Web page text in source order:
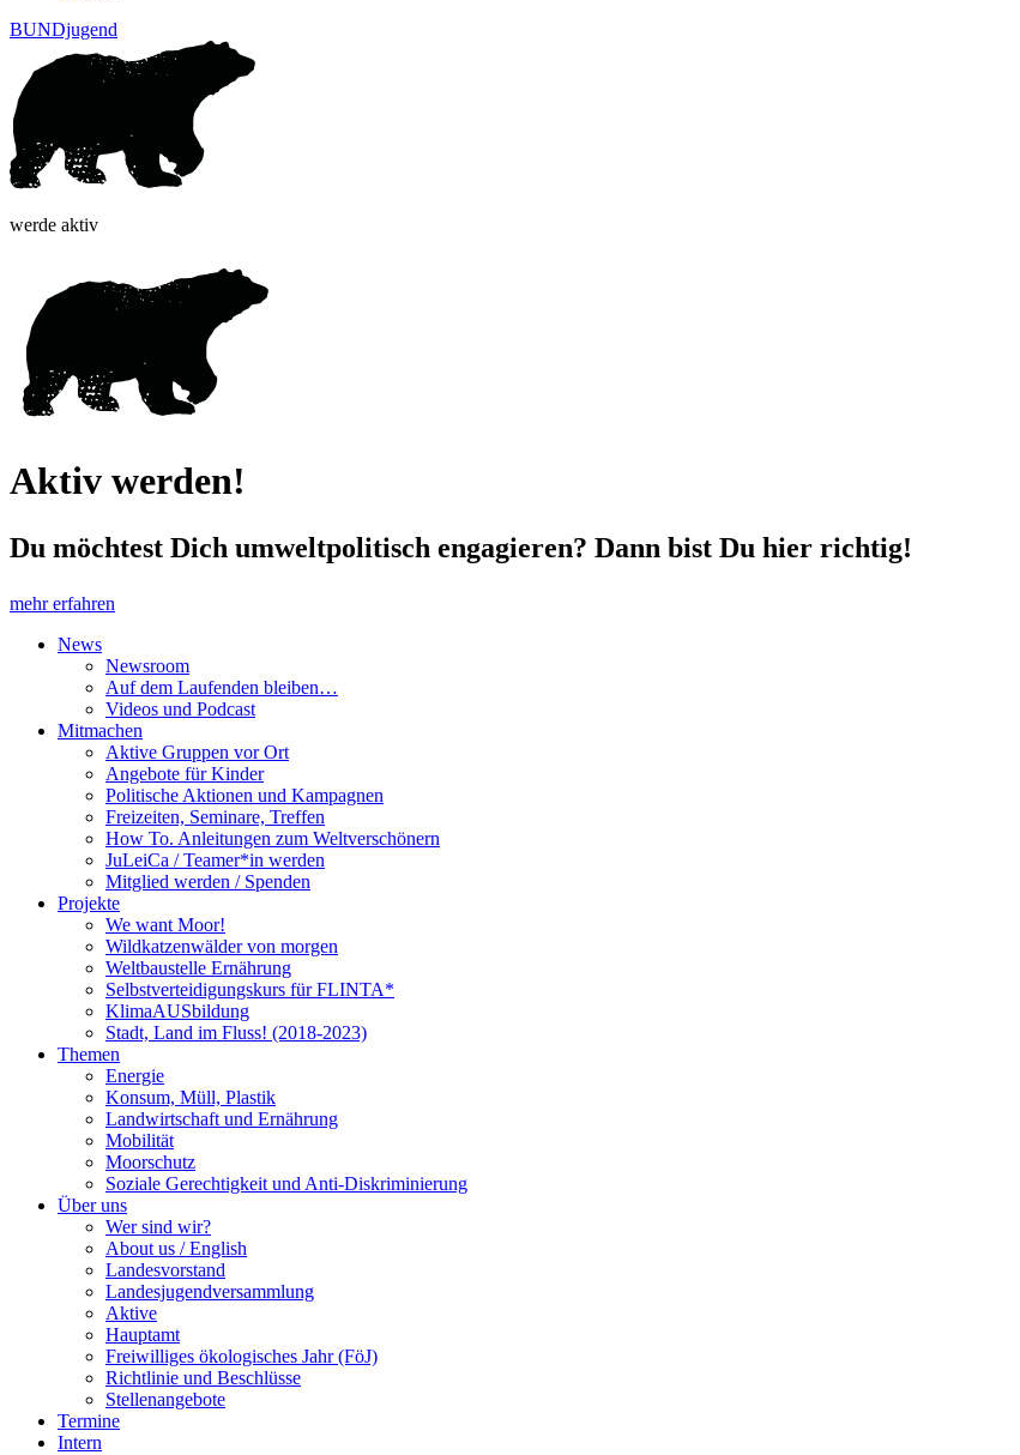
BUNDjugend
werde aktiv
Aktiv werden!
Du möchtest Dich umweltpolitisch engagieren? Dann bist Du hier richtig!
mehr erfahren
News
Newsroom
Auf dem Laufenden bleiben…
Videos und Podcast
Mitmachen
Aktive Gruppen vor Ort
Angebote für Kinder
Politische Aktionen und Kampagnen
Freizeiten, Seminare, Treffen
How To. Anleitungen zum Weltverschönern
JuLeiCa / Teamer*in werden
Mitglied werden / Spenden
Projekte
We want Moor!
Wildkatzenwälder von morgen
Weltbaustelle Ernährung
Selbstverteidigungskurs für FLINTA*
KlimaAUSbildung
Stadt, Land im Fluss! (2018-2023)
Themen
Energie
Konsum, Müll, Plastik
Landwirtschaft und Ernährung
Mobilität
Moorschutz
Soziale Gerechtigkeit und Anti-Diskriminierung
Über uns
Wer sind wir?
About us / English
Landesvorstand
Landesjugendversammlung
Aktive
Hauptamt
Freiwilliges ökologisches Jahr (FöJ)
Richtlinie und Beschlüsse
Stellenangebote
Termine
Intern